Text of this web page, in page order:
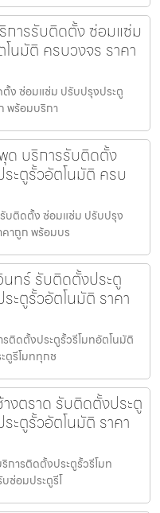
การรับติดตั้ง ซ่อมแซ่ม
นมัติ ครบวงจร ราคา
ง ซ่อมแซ่ม ปรับปรุงประตู
พร้อมบริกา
ด บริการรับติดตั้ง
ะตูรั้วอัตโนมัติ ครบ
บติดตั้ง ซ่อมแซ่ม ปรับปรุง
คาถูก พร้อมบร
ทร์ รับติดตั้งประตู
ะตูรั้วอัตโนมัติ ราคา
ติดตั้งประตูรั้วรีโมทอัตโนมัติ
ตูรีโมททุกช
งตราด รับติดตั้งประตู
ะตูรั้วอัตโนมัติ ราคา
การติดตั้งประตูรั้วรีโมท
ซ่อมประตูรีโ